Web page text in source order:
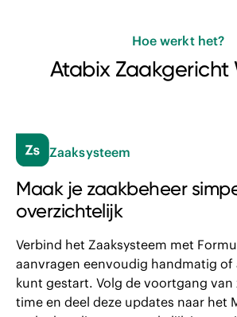
Hoe werkt het?
Atabix Zaakgericht
Zaaksysteem
Maak je zaakbeheer
overzichtelijk
Verbind het Zaaksysteem met
aanvragen eenvoudig handmatig
kunt gestart. Volg de voortgang van
time en deel deze updates naar het